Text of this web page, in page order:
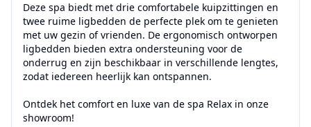
Deze spa biedt met drie comfortabele kuipzittingen en
twee ruime ligbedden de perfecte plek om te genieten
met uw gezin of vrienden. De ergonomisch ontworpen
ligbedden bieden extra ondersteuning voor de
onderrug en zijn beschikbaar in verschillende lengtes,
zodat iedereen heerlijk kan ontspannen.
Ontdek het comfort en luxe van de spa Relax in onze
showroom!